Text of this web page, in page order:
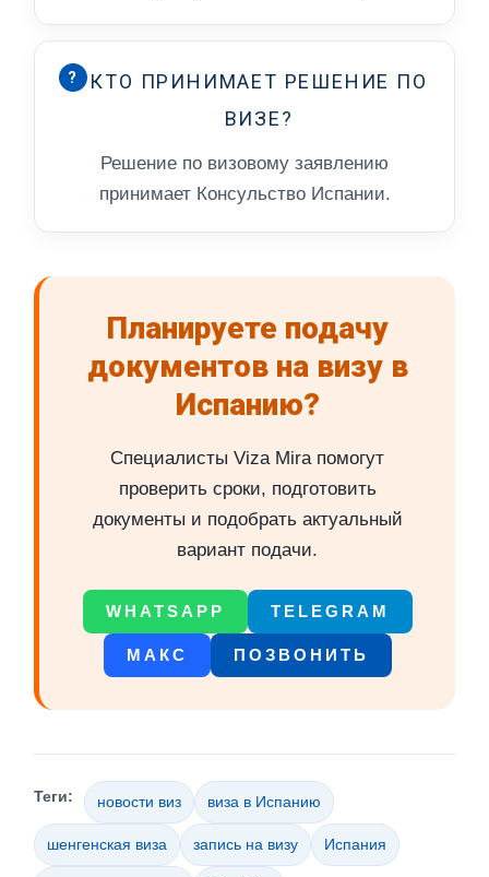
?
КТО ПРИНИМАЕТ РЕШЕНИЕ ПО
ВИЗЕ?
Решение по визовому заявлению
принимает Консульство Испании.
Планируете подачу
документов на визу в
Испанию?
Специалисты Viza Mira помогут
проверить сроки, подготовить
документы и подобрать актуальный
вариант подачи.
WHATSAPP TELEGRAM
МАКС ПОЗВОНИТЬ
Теги: новости виз виза в Испанию
шенгенская виза запись на визу Испания